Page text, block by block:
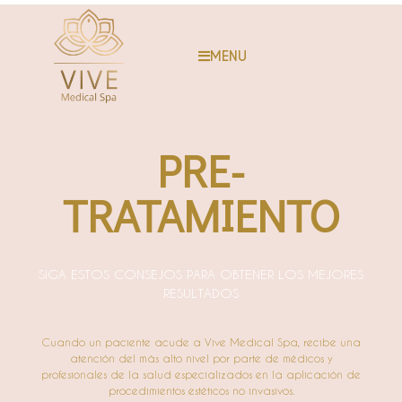
MENU
PRE-
TRATAMIENTO
SIGA ESTOS CONSEJOS PARA OBTENER LOS MEJORES
RESULTADOS
Cuando un paciente acude a Vive Medical Spa, recibe una
atención del más alto nivel por parte de médicos y
profesionales de la salud especializados en la aplicación de
procedimientos estéticos no invasivos.